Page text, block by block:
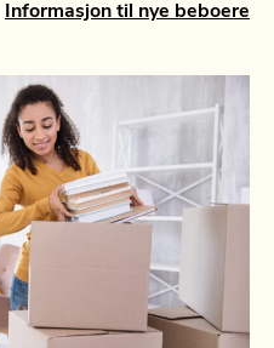
Informasjon til nye beboere